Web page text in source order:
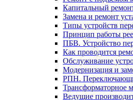
Капитальный
Замена и ремонт
Типы устройств
Принцип работы
ПБВ. Устройство
Как проводится
Обслуживание
Модернизация и
РПН.
Трансформаторное
Ведущие